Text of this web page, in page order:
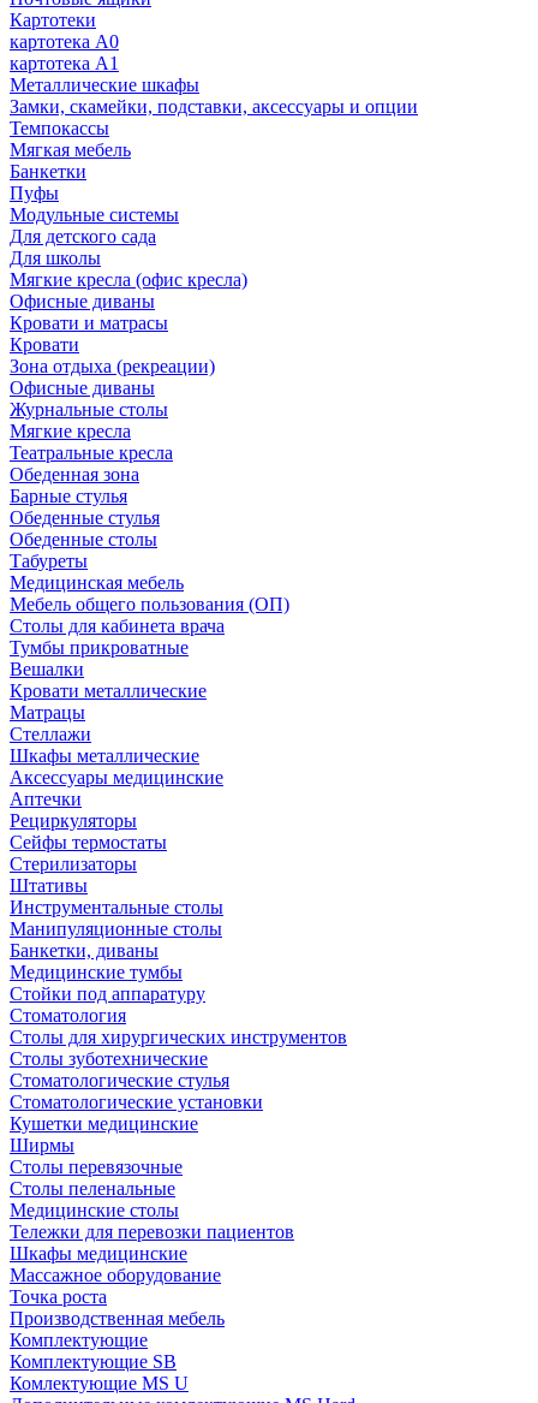
Картотеки
картотека А0
картотека А1
Металлические шкафы
Замки, скамейки, подставки, аксессуары и опции
Темпокассы
Мягкая мебель
Банкетки
Пуфы
Модульные системы
Для детского сада
Для школы
Мягкие кресла (офис кресла)
Офисные диваны
Кровати и матрасы
Кровати
Зона отдыха (рекреации)
Офисные диваны
Журнальные столы
Мягкие кресла
Театральные кресла
Обеденная зона
Барные стулья
Обеденные стулья
Обеденные столы
Табуреты
Медицинская мебель
Мебель общего пользования (ОП)
Столы для кабинета врача
Тумбы прикроватные
Вешалки
Кровати металлические
Матрацы
Стеллажи
Шкафы металлические
Аксессуары медицинские
Аптечки
Рециркуляторы
Сейфы термостаты
Стерилизаторы
Штативы
Инструментальные столы
Манипуляционные столы
Банкетки, диваны
Медицинские тумбы
Стойки под аппаратуру
Стоматология
Столы для хирургических инструментов
Столы зуботехнические
Стоматологические стулья
Стоматологические установки
Кушетки медицинские
Ширмы
Столы перевязочные
Столы пеленальные
Медицинские столы
Тележки для перевозки пациентов
Шкафы медицинские
Массажное оборудование
Точка роста
Производственная мебель
Комплектующие
Комплектующие SB
Комлектующие MS U